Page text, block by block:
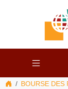
BOURSE DES